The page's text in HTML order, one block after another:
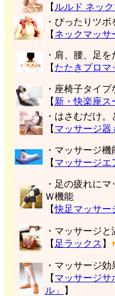
【 ルルド ネッ
・ぴったりツ
【 ネックマッサ
・肩、腰、足
【 たたきプロマ
・座椅子タイ
【 新・快楽座ス
・はさむだけ
【 マッサージ器
・マッサージ
【 マッサージエ
・足の疲れに
Ｗ機能
【快足マッサー
・マッサージ
【 足ラックス 】
・マッサージ
【 マッサージサ
ル」
】